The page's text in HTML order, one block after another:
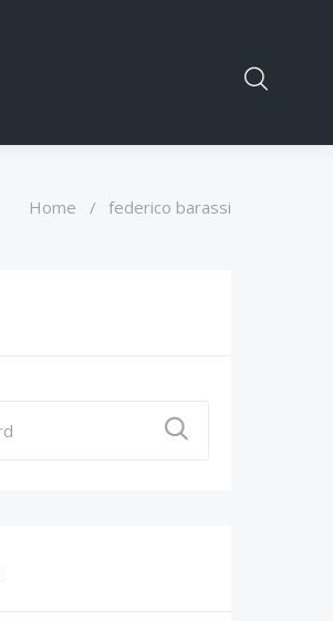
Home / federico barassi